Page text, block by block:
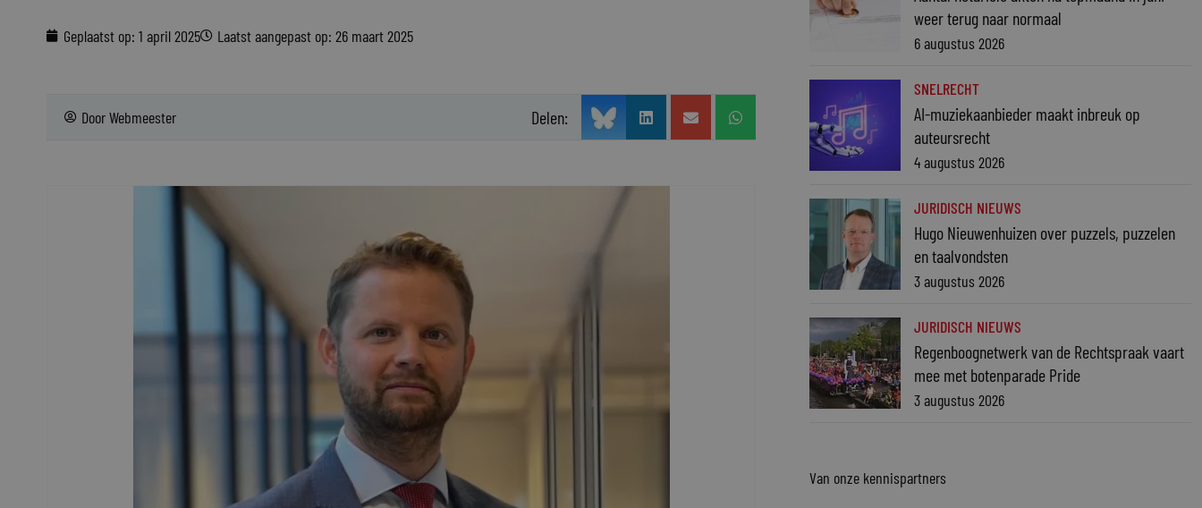
Geplaatst op: 1 april 2025 Laatst aangepast op: 26 maart 2025
DoorWebmeester Delen:
weer terug naar normaal
6 augustus 2026
SNELRECHT
AI-muziekaanbieder maakt inbreuk op
auteursrecht
4 augustus 2026
JURIDISCH NIEUWS
Hugo Nieuwenhuizen over puzzels, puzzelen
en taalvondsten
3 augustus 2026
JURIDISCH NIEUWS
Regenboognetwerk van de Rechtspraak vaart
mee met botenparade Pride
3 augustus 2026
Van onze kennispartners